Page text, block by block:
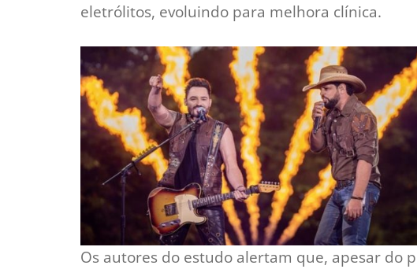
eletrólitos, evoluindo para melhora clínica.
Os autores do estudo alertam que, apesar do